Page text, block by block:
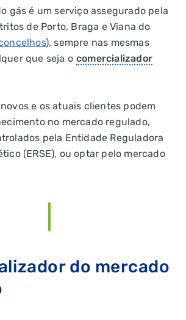
gás é um serviço assegurado pela
de Porto, Braga e Viana do
), sempre nas mesmas
que seja o comercializador
e os atuais clientes podem
no mercado regulado,
pela Entidade Reguladora
(ERSE), ou optar pelo mercado
do mercado